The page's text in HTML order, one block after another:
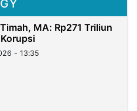
MA: Rp271 Triliun
- 13:35